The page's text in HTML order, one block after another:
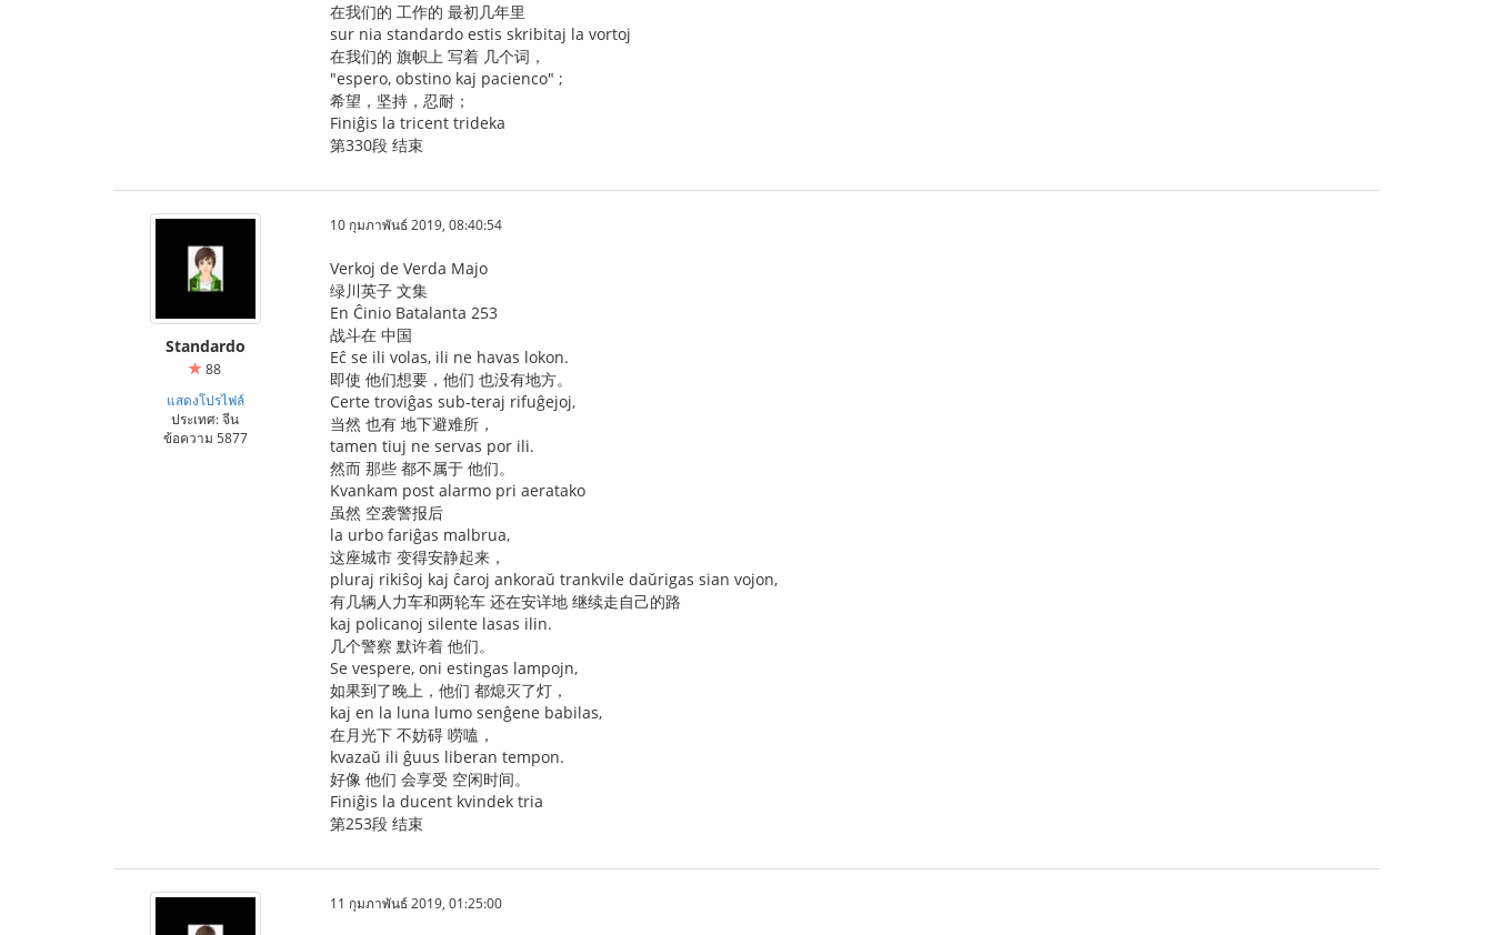
在我们的 工作的 最初几年里
sur nia standardo estis skribitaj la vortoj
在我们的 旗帜上 写着 几个词，
"espero, obstino kaj pacienco" ;
希望，坚持，忍耐；
Finiĝis la tricent trideka
第330段 结束
Standardo
88
แสดงโปรไฟล์
ประเทศ: จีน
ข้อความ 5877
10 กุมภาพันธ์ 2019, 08:40:54
Verkoj de Verda Majo
绿川英子 文集
En Ĉinio Batalanta 253
战斗在 中国
Eĉ se ili volas, ili ne havas lokon.
即使 他们想要，他们 也没有地方。
Certe troviĝas sub-teraj rifuĝejoj,
当然 也有 地下避难所，
tamen tiuj ne servas por ili.
然而 那些 都不属于 他们。
Kvankam post alarmo pri aeratako
虽然 空袭警报后
la urbo fariĝas malbrua,
这座城市 变得安静起来，
pluraj rikiŝoj kaj ĉaroj ankoraŭ trankvile daŭrigas sian vojon,
有几辆人力车和两轮车 还在安详地 继续走自己的路
kaj policanoj silente lasas ilin.
几个警察 默许着 他们。
Se vespere, oni estingas lampojn,
如果到了晚上，他们 都熄灭了灯，
kaj en la luna lumo senĝene babilas,
在月光下 不妨碍 唠嗑，
kvazaŭ ili ĝuus liberan tempon.
好像 他们 会享受 空闲时间。
Finiĝis la ducent kvindek tria
第253段 结束
11 กุมภาพันธ์ 2019, 01:25:00